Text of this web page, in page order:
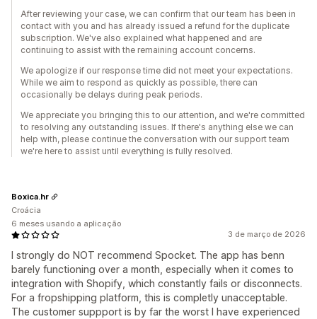
After reviewing your case, we can confirm that our team has been in
contact with you and has already issued a refund for the duplicate
subscription. We've also explained what happened and are
continuing to assist with the remaining account concerns.
We apologize if our response time did not meet your expectations.
While we aim to respond as quickly as possible, there can
occasionally be delays during peak periods.
We appreciate you bringing this to our attention, and we're committed
to resolving any outstanding issues. If there's anything else we can
help with, please continue the conversation with our support team
we're here to assist until everything is fully resolved.
3 de março de 2026
I strongly do NOT recommend Spocket. The app has benn
barely functioning over a month, especially when it comes to
integration with Shopify, which constantly fails or disconnects.
For a fropshipping platform, this is completly unacceptable.
The customer suppport is by far the worst I have experienced
Boxica.hr
Croácia
6 meses usando a aplicação